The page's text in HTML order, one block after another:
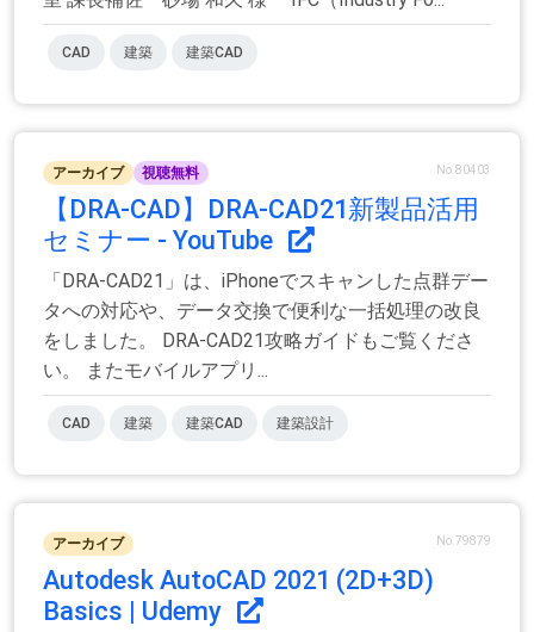
CAD 建築 建築CAD
アーカイブ 視聴無料 No.80403
【DRA-CAD】DRA-CAD21新製品活用
セミナー - YouTube
「DRA-CAD21」は、iPhoneでスキャンした点群デー
タへの対応や、データ交換で便利な一括処理の改良
をしました。 DRA-CAD21攻略ガイドもご覧くださ
い。 またモバイルアプリ...
CAD 建築 建築CAD 建築設計
アーカイブ No.79879
Autodesk AutoCAD 2021 (2D+3D)
Basics | Udemy